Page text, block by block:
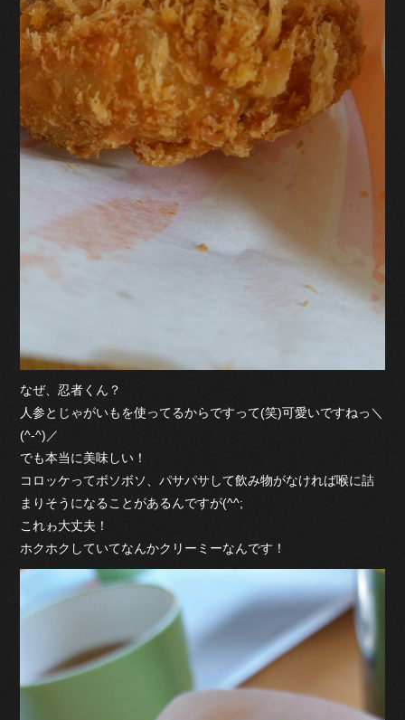
なぜ、忍者くん？
人参とじゃがいもを使ってるからですって(笑)可愛いですねっ＼
(^-^)／
でも本当に美味しい！
コロッケってボソボソ、パサパサして飲み物がなければ喉に詰
まりそうになることがあるんですが(^^;
これゎ大丈夫！
ホクホクしていてなんかクリーミーなんです！